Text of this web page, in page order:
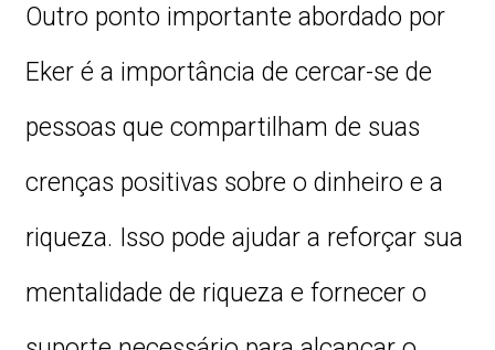
Outro ponto importante abordado por
Eker é a importância de cercar-se de
pessoas que compartilham de suas
crenças positivas sobre o dinheiro e a
riqueza. Isso pode ajudar a reforçar sua
mentalidade de riqueza e fornecer o